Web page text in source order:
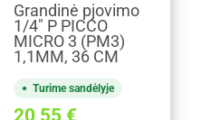
Grandinė pjovimo
1/4" P PICCO
MICRO 3 (PM3)
1,1MM, 36 CM
Turime sandėlyje
20,55 €